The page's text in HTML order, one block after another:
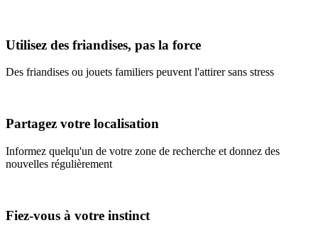
Utilisez des friandises, pas la force
Des friandises ou jouets familiers peuvent l'attirer sans stress
Partagez votre localisation
Informez quelqu'un de votre zone de recherche et donnez des
nouvelles régulièrement
Fiez-vous à votre instinct